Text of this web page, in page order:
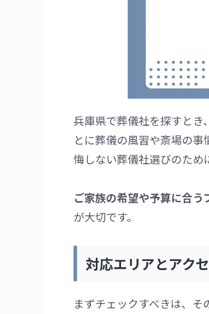
兵庫県で葬儀社を探すとき
とに葬儀の風習や斎場の
悔しない葬儀社選びのため
ご家族の希望や予算に合
が大切です。
対応エリアとアク
まずチェックすべきは、そ